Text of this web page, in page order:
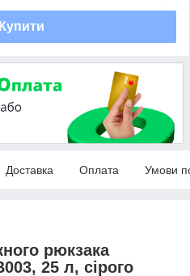
Купити
Доставка Оплата Умови
рюкзака
25 л, сірого